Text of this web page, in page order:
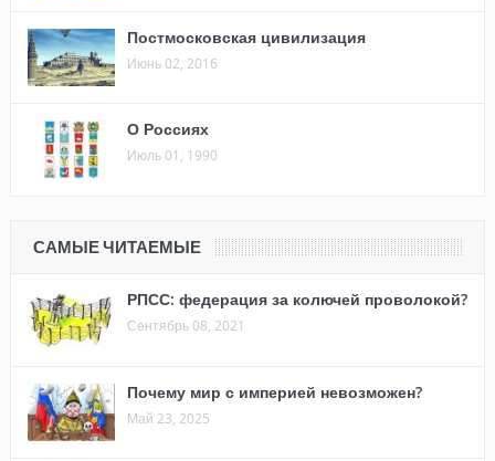
Постмосковская цивилизация
Июнь 02, 2016
О Россиях
Июль 01, 1990
САМЫЕ ЧИТАЕМЫЕ
РПСС: федерация за колючей проволокой?
Сентябрь 08, 2021
Почему мир с империей невозможен?
Май 23, 2025